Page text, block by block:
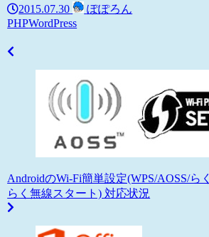
2015.07.30
ぽぽろん
PHPWordPress
AndroidのWi-Fi簡単設定(WPS/AOSS/らく
らく無線スタート) 対応状況